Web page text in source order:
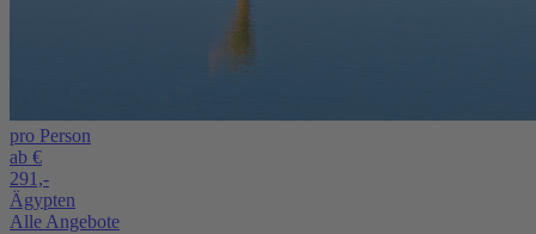
pro Person
ab €
291,-
Ägypten
Alle Angebote